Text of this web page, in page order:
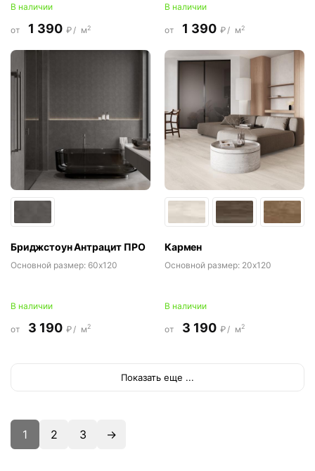
В наличии
от 1 390 ₽/ м2
В наличии
от 1 390 ₽/ м2
Бриджстоун Антрацит ПРО
Основной размер: 60x120
В наличии
от 3 190 ₽/ м2
Кармен
Основной размер: 20x120
В наличии
от 3 190 ₽/ м2
Показать еще ...
1 2 3 →